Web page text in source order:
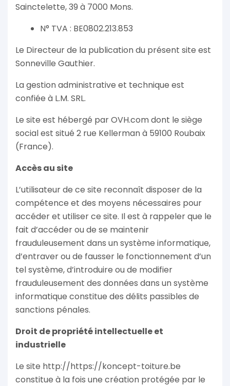
Sainctelette, 39 à 7000 Mons.
N° TVA : BE0802.213.853
Le Directeur de la publication du présent site est
Sonneville Gauthier.
La gestion administrative et technique est
confiée à L.M. SRL.
Le site est hébergé par OVH.com dont le siège
social est situé 2 rue Kellerman à 59100 Roubaix
(France).
Accès au site
L’utilisateur de ce site reconnaît disposer de la
compétence et des moyens nécessaires pour
accéder et utiliser ce site. Il est à rappeler que le
fait d’accéder ou de se maintenir
frauduleusement dans un système informatique,
d’entraver ou de fausser le fonctionnement d’un
tel système, d’introduire ou de modifier
frauduleusement des données dans un système
informatique constitue des délits passibles de
sanctions pénales.
Droit de propriété intellectuelle et
industrielle
Le site http://https://koncept-toiture.be
constitue à la fois une création protégée par le